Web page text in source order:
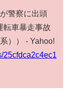
が警察に出頭
転車暴走事故
）） - Yahoo!
25cfdca2c4ec1